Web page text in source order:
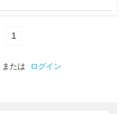
1
または ログイン